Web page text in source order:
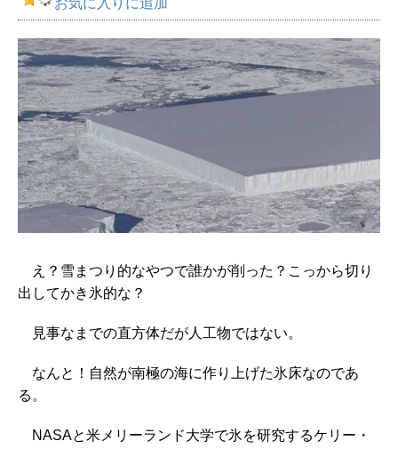
え？雪まつり的なやつで誰かが削った？こっから切り
出してかき氷的な？
見事なまでの直方体だが人工物ではない。
なんと！自然が南極の海に作り上げた氷床なのであ
る。
NASAと米メリーランド大学で氷を研究するケリー・